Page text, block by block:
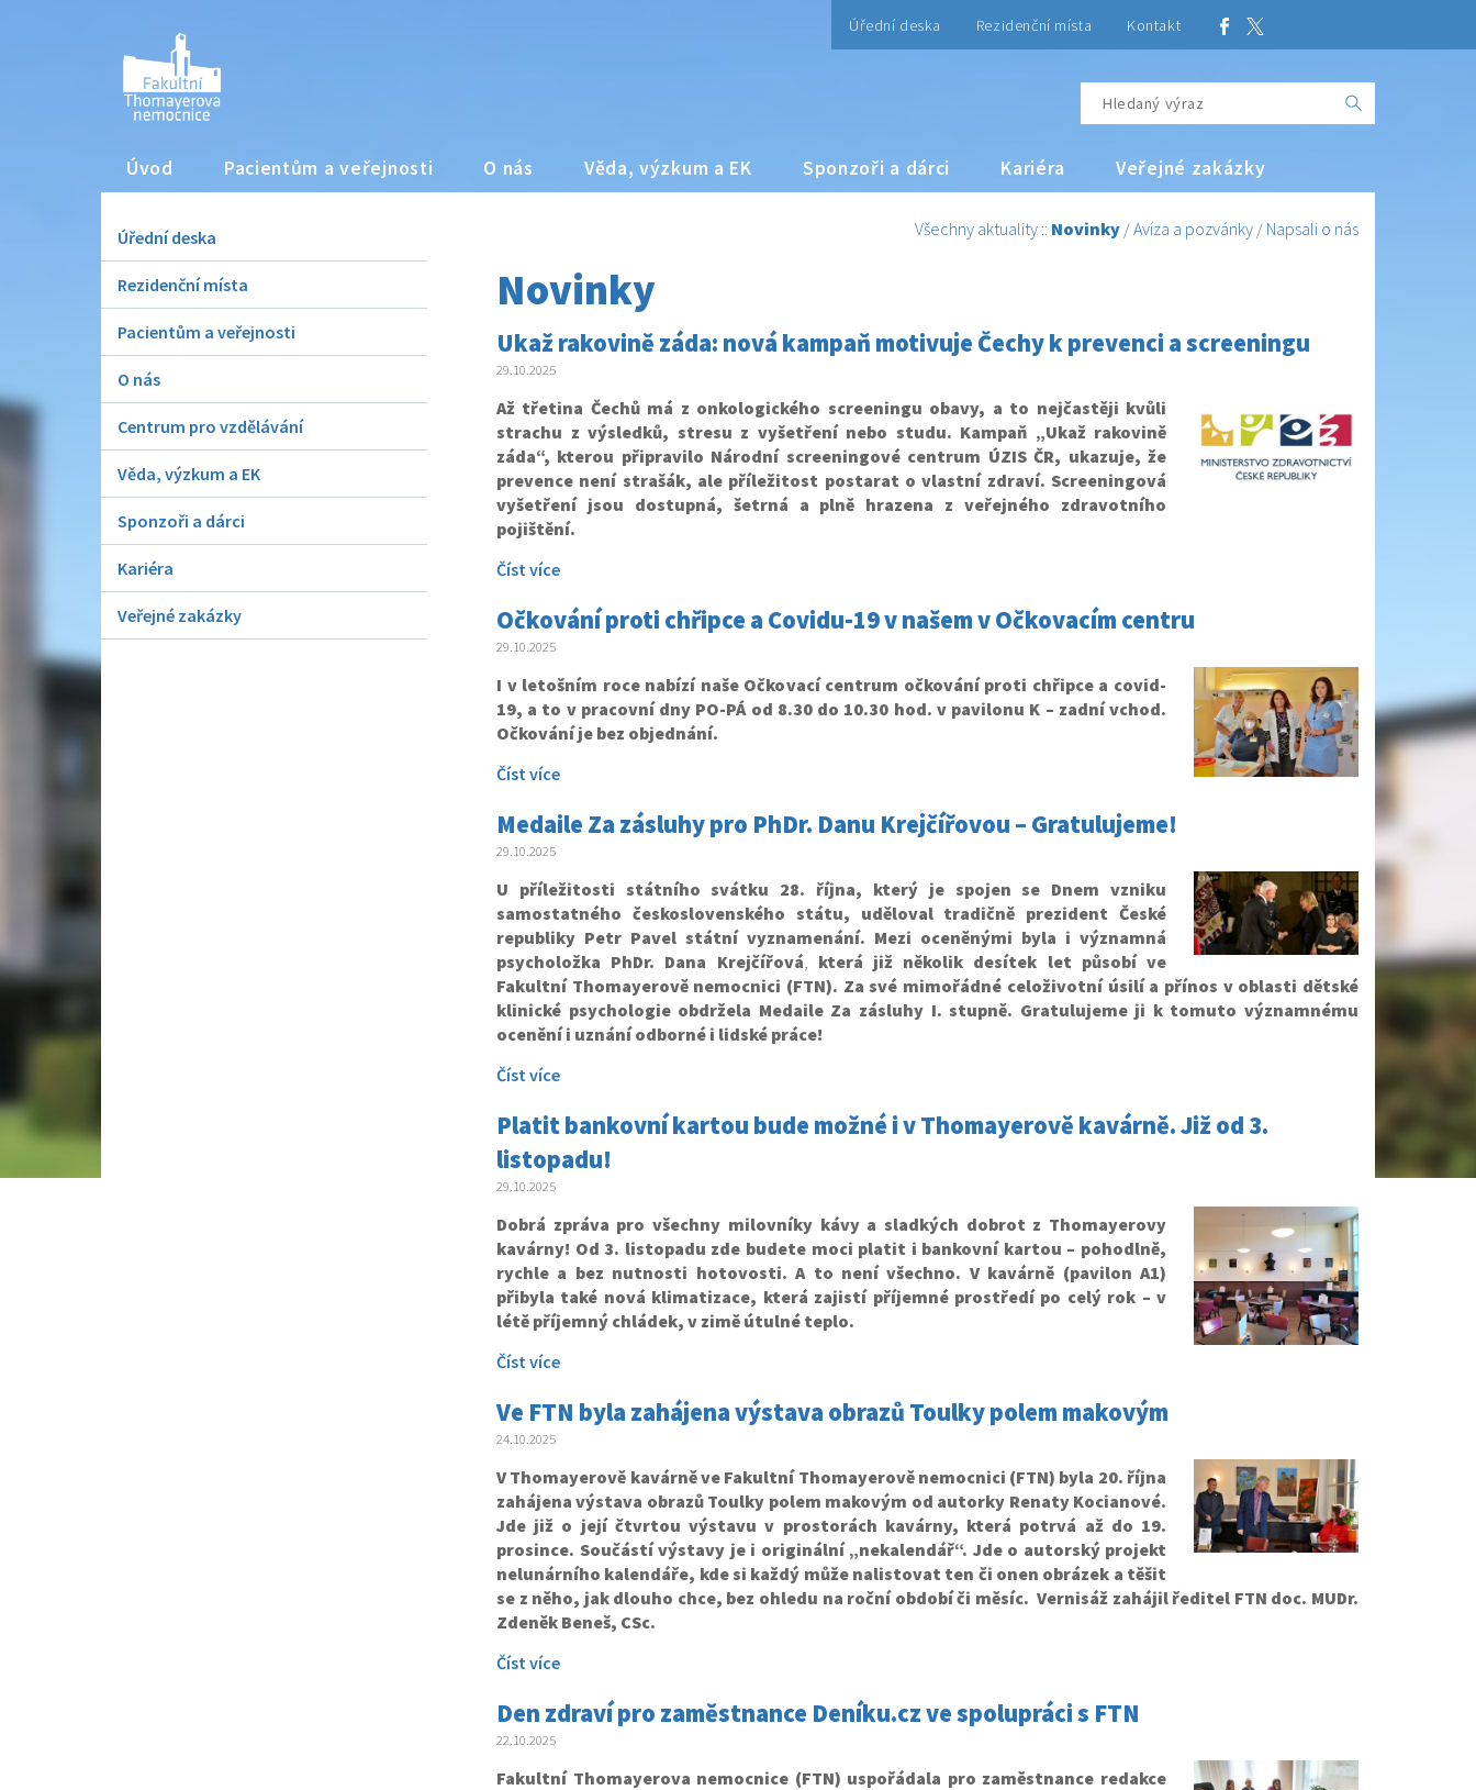
Úřední deska Rezidenční místa Kontakt
Úvod Pacientům a veřejnosti O nás Věda, výzkum a EK Sponzoři a dárci Kariéra Veřejné zakázky
Úřední deska
Rezidenční místa
Pacientům a veřejnosti
O nás
Centrum pro vzdělávání
Věda, výzkum a EK
Sponzoři a dárci
Kariéra
Veřejné zakázky
Všechny aktuality :: Novinky /Avíza a pozvánky / Napsali o nás
Novinky
Ukaž rakovině záda: nová kampaň motivuje Čechy k prevenci a screeningu
29.10.2025
Až třetina Čechů má z onkologického screeningu obavy, a to nejčastěji kvůli
strachu z výsledků, stresu z vyšetření nebo studu. Kampaň „Ukaž rakovině
záda“, kterou připravilo Národní screeningové centrum ÚZIS ČR, ukazuje, že
prevence není strašák, ale příležitost postarat o vlastní zdraví. Screeningová
vyšetření jsou dostupná, šetrná a plně hrazena z veřejného zdravotního
pojištění.
Číst více
Očkování proti chřipce a Covidu-19 v našem v Očkovacím centru
29.10.2025
I v letošním roce nabízí naše Očkovací centrum očkování proti chřipce a covid-
19, a to v pracovní dny PO-PÁ od 8.30 do 10.30 hod. v pavilonu K – zadní vchod.
Očkování je bez objednání.
Číst více
Medaile Za zásluhy pro PhDr. Danu Krejčířovou – Gratulujeme!
29.10.2025
U příležitosti státního svátku 28. října, který je spojen se Dnem vzniku
samostatného československého státu, uděloval tradičně prezident České
republiky Petr Pavel státní vyznamenání. Mezi oceněnými byla i významná
psycholožka PhDr. Dana Krejčířová, která již několik desítek let působí ve
Fakultní Thomayerově nemocnici (FTN). Za své mimořádné celoživotní úsilí a přínos v oblasti dětské
klinické psychologie obdržela Medaile Za zásluhy I. stupně. Gratulujeme ji k tomuto významnému
ocenění i uznání odborné i lidské práce!
Číst více
Platit bankovní kartou bude možné i v Thomayerově kavárně. Již od 3.
listopadu!
29.10.2025
Dobrá zpráva pro všechny milovníky kávy a sladkých dobrot z Thomayerovy
kavárny! Od 3. listopadu zde budete moci platit i bankovní kartou – pohodlně,
rychle a bez nutnosti hotovosti. A to není všechno. V kavárně (pavilon A1)
přibyla také nová klimatizace, která zajistí příjemné prostředí po celý rok – v
létě příjemný chládek, v zimě útulné teplo.
Číst více
Ve FTN byla zahájena výstava obrazů Toulky polem makovým
24.10.2025
V Thomayerově kavárně ve Fakultní Thomayerově nemocnici (FTN) byla 20. října
zahájena výstava obrazů Toulky polem makovým od autorky Renaty Kocianové.
Jde již o její čtvrtou výstavu v prostorách kavárny, která potrvá až do 19.
prosince. Součástí výstavy je i originální „nekalendář“. Jde o autorský projekt
nelunárního kalendáře, kde si každý může nalistovat ten či onen obrázek a těšit
se z něho, jak dlouho chce, bez ohledu na roční období či měsíc. Vernisáž zahájil ředitel FTN doc. MUDr.
Zdeněk Beneš, CSc.
Číst více
Den zdraví pro zaměstnance Deníku.cz ve spolupráci s FTN
22.10.2025
Fakultní Thomayerova nemocnice (FTN) uspořádala pro zaměstnance redakce